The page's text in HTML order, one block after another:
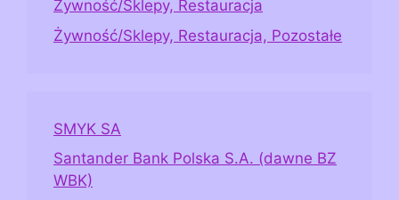
Żywność/Sklepy, Restauracja
Żywność/Sklepy, Restauracja, Pozostałe
SMYK SA
Santander Bank Polska S.A. (dawne BZ
WBK)